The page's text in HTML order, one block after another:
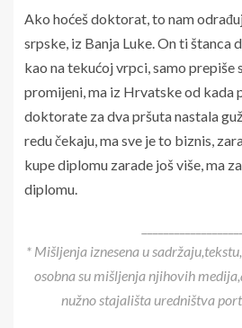
Ako hoćeš doktorat, to nam
srpske, iz Banja Luke. On ti
kao na tekućoj vrpci, samo prepiše
promijeni, ma iz Hrvatske od kada
doktorate za dva pršuta nastala
redu čekaju, ma sve je to biznis,
kupe diplomu zarade još više, ma
diplomu.
* Mišljenja iznesena u
osobna su mišljenja njihovih
nužno stajališta uredništva